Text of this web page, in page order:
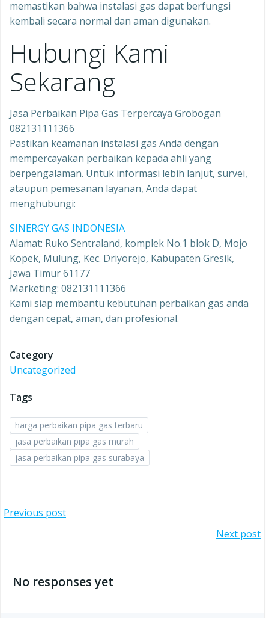
memastikan bahwa instalasi gas dapat berfungsi
kembali secara normal dan aman digunakan.
Hubungi Kami
Sekarang
Jasa Perbaikan Pipa Gas Terpercaya Grobogan
082131111366
Pastikan keamanan instalasi gas Anda dengan
mempercayakan perbaikan kepada ahli yang
berpengalaman. Untuk informasi lebih lanjut, survei,
ataupun pemesanan layanan, Anda dapat
menghubungi:
SINERGY GAS INDONESIA
Alamat: Ruko Sentraland, komplek No.1 blok D, Mojo
Kopek, Mulung, Kec. Driyorejo, Kabupaten Gresik,
Jawa Timur 61177
Marketing: 082131111366
Kami siap membantu kebutuhan perbaikan gas anda
dengan cepat, aman, dan profesional.
Category
Uncategorized
Tags
harga perbaikan pipa gas terbaru
jasa perbaikan pipa gas murah
jasa perbaikan pipa gas surabaya
Post
Previous post
navigation
Next post
No responses yet